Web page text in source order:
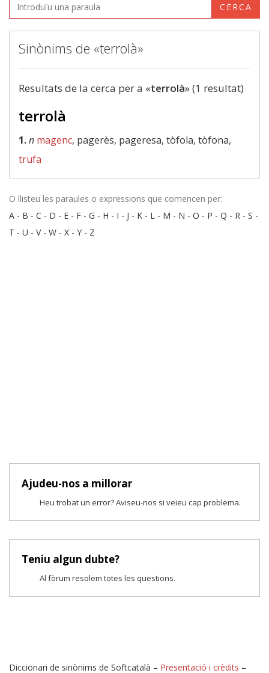
CERCA
Sinònims de «terrolà»
Resultats de la cerca per a «terrolà» (1 resultat)
terrolà
1.n magenc, pagerès, pageresa, tòfola, tòfona,
trufa
O llisteu les paraules o expressions que comencen per:
A - B - C - D - E - F - G - H - I - J - K - L - M - N - O - P - Q - R - S -
T - U - V- W - X - Y - Z
Ajudeu-nos a millorar
Heu trobat un error? Aviseu-nos si veieu cap problema.
Teniu algun dubte?
Al fòrum resolem totes les qüestions.
Diccionari de sinònims de Softcatalà – Presentació i crèdits –